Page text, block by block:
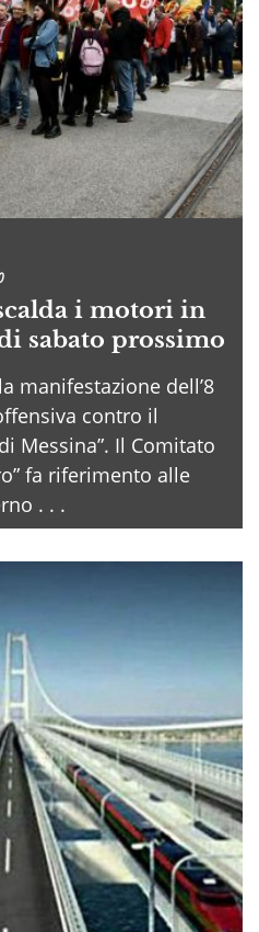
i motori in
sabato prossimo
manifestazione dell’8
contro il
Messina”. Il Comitato
fa riferimento alle
. . .